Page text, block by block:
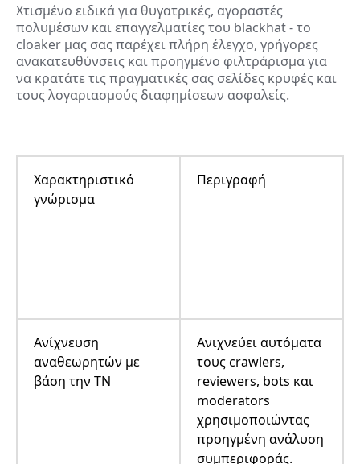
Χτισμένο ειδικά για θυγατρικές, αγοραστές
πολυμέσων και επαγγελματίες του blackhat - το
cloaker μας σας παρέχει πλήρη έλεγχο, γρήγορες
ανακατευθύνσεις και προηγμένο φιλτράρισμα για
να κρατάτε τις πραγματικές σας σελίδες κρυφές και
τους λογαριασμούς διαφημίσεων ασφαλείς.
Χαρακτηριστικό
γνώρισμα
Περιγραφή
Ανίχνευση
αναθεωρητών με
βάση την ΤΝ
Ανιχνεύει αυτόματα
τους crawlers,
reviewers, bots και
moderators
χρησιμοποιώντας
προηγμένη ανάλυση
συμπεριφοράς.